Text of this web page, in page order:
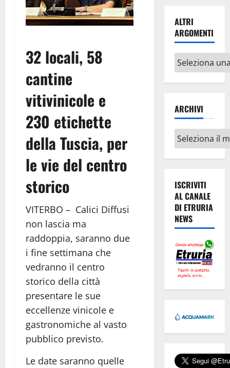
32 locali, 58
cantine
vitivinicole e
230 etichette
della Tuscia, per
le vie del centro
storico
VITERBO – Calici Diffusi
non lascia ma
raddoppia, saranno due
i fine settimana che
vedranno il centro
storico della città
presentare le sue
eccellenze vinicole e
gastronomiche al vasto
pubblico previsto.
Le date saranno quelle
ALTRI
ARGOMENTI
Altri
argomenti
ARCHIVI
Archivi
ISCRIVITI
AL CANALE
DI ETRURIA
NEWS